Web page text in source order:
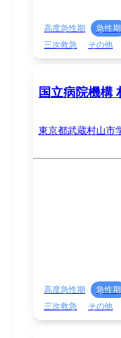
高度急性期 急性期
三次救急
その他
国立病院機構
東京都武蔵村山市
高度急性期 急性期
三次救急
その他